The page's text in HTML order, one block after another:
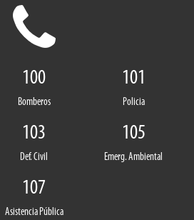
100
Bomberos
101
Policia
103
Def. Civil
105
Emerg. Ambiental
107
Asistencia Pública